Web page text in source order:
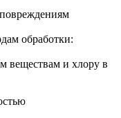
обработки:
веществам и хлору в